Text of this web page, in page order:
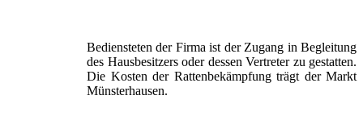
Bediensteten der Firma ist der Zugang in Begleitung
des Hausbesitzers oder dessen Vertreter zu gestatten.
Die Kosten der Rattenbekämpfung trägt der Markt
Münsterhausen.